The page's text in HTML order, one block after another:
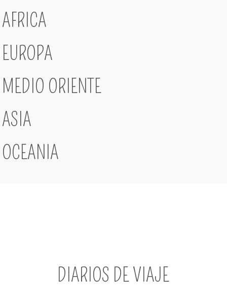
AFRICA
EUROPA
MEDIO ORIENTE
ASIA
OCEANIA
DIARIOS DE VIAJE